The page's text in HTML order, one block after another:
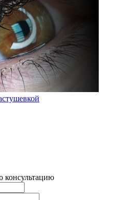
консультацию